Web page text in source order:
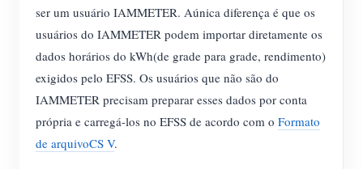
ser um usuário IAMMETER. Aúnica diferença é que os
usuários do IAMMETER podem importar diretamente os
dados horários do kWh(de grade para grade, rendimento)
exigidos pelo EFSS. Os usuários que não são do
IAMMETER precisam preparar esses dados por conta
própria e carregá-los no EFSS de acordo com o Formato
de arquivoCS V.